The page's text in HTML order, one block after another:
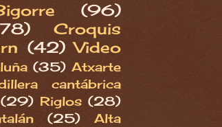
(96)
Croquis
(42) Video
(35) Atxarte
cantábrica
(29) Riglos (28)
(25)
Alta